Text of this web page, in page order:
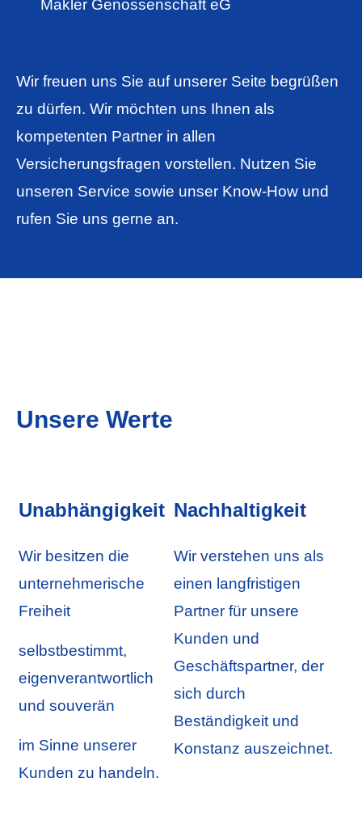
Makler Genossenschaft eG
Wir freuen uns Sie auf unserer Seite begrüßen
zu dürfen. Wir möchten uns Ihnen als
kompetenten Partner in allen
Versicherungsfragen vorstellen. Nutzen Sie
unseren Service sowie unser Know-How und
rufen Sie uns gerne an.
Unsere Werte
Unabhängigkeit Nachhaltigkeit
Wir besitzen die
unternehmerische
Freiheit
selbstbestimmt,
eigenverantwortlich
und souverän
im Sinne unserer
Kunden zu handeln.
Wir verstehen uns als
einen langfristigen
Partner für unsere
Kunden und
Geschäftspartner, der
sich durch
Beständigkeit und
Konstanz auszeichnet.